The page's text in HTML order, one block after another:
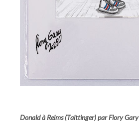
Donald à Reims (Taittinger) par Flory Gary